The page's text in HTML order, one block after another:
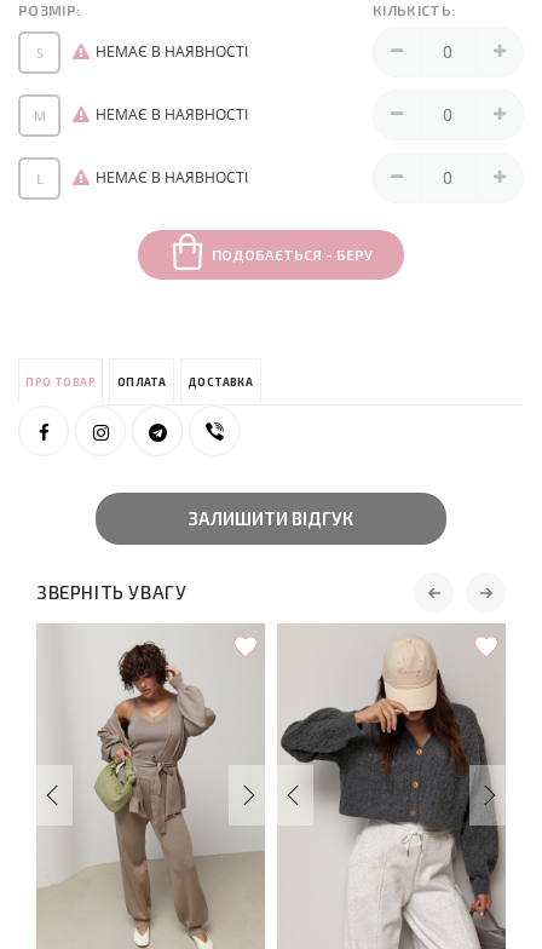
РОЗМІР: КІЛЬКІСТЬ:
S НЕМАЄ В НАЯВНОСТІ
M НЕМАЄ В НАЯВНОСТІ
L НЕМАЄ В НАЯВНОСТІ
ПОДОБАЄТЬСЯ - БЕРУ
ПРО ТОВАР ОПЛАТА ДОСТАВКА
ЗАЛИШИТИ ВІДГУК
ЗВЕРНІТЬ УВАГУ